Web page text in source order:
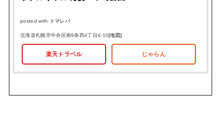
posted with トマレバ
北海道札幌市中央区南9条西4丁目4-10[地図]
楽天トラベル じゃらん